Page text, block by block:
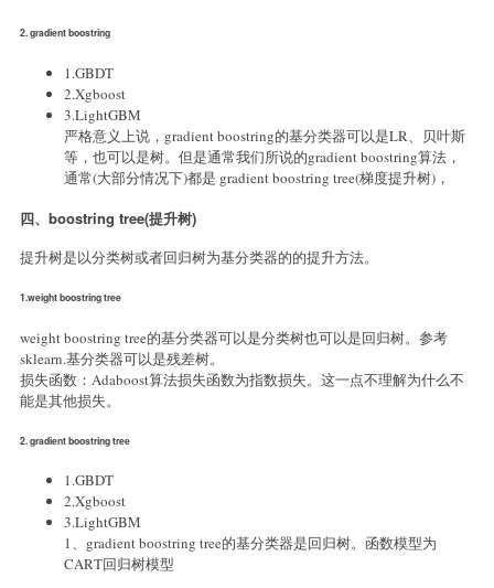
2. gradient boostring
1.GBDT
2.Xgboost
3.LightGBM
严格意义上说，gradient boostring的基分类器可以是LR、贝叶斯
等，也可以是树。但是通常我们所说的gradient boostring算法，
通常(大部分情况下)都是 gradient boostring tree(梯度提升树)，
四、boostring tree(提升树)
提升树是以分类树或者回归树为基分类器的的提升方法。
1.weight boostring tree
weight boostring tree的基分类器可以是分类树也可以是回归树。参考
sklearn.基分类器可以是残差树。
损失函数：Adaboost算法损失函数为指数损失。这一点不理解为什么不
能是其他损失。
2. gradient boostring tree
1.GBDT
2.Xgboost
3.LightGBM
1、gradient boostring tree的基分类器是回归树。函数模型为
CART回归树模型